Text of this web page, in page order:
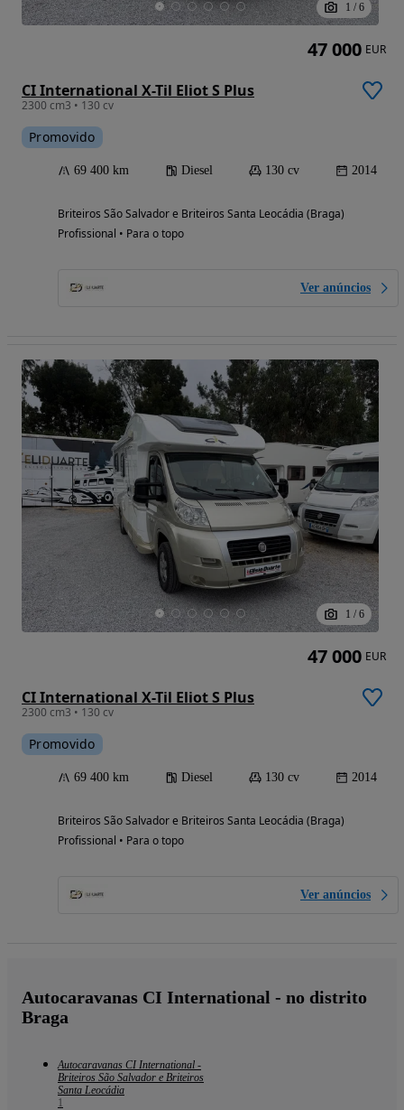
1 / 6
CI International X-Til Eliot S Plus
2300 cm3 • 130 cv
Promovido
69 400 km Diesel 130 cv 2014
Briteiros São Salvador e Briteiros Santa Leocádia (Braga)
Profissional • Para o topo
Ver anúncios
47 000 EUR
1 / 6
CI International X-Til Eliot S Plus
2300 cm3 • 130 cv
Promovido
69 400 km Diesel 130 cv 2014
Briteiros São Salvador e Briteiros Santa Leocádia (Braga)
Profissional • Para o topo
Ver anúncios
47 000 EUR
Autocaravanas CI International - no distrito
Braga
Autocaravanas CI International -
Briteiros São Salvador e Briteiros
Santa Leocádia
1